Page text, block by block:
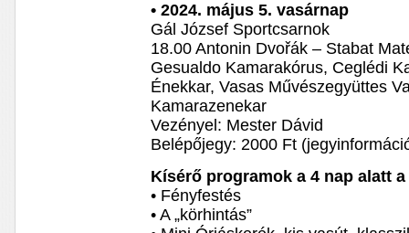
• 2024. május 5. vasárnap
Gál József Sportcsarnok
18.00 Antonin Dvořák – Stabat
Gesualdo Kamarakórus, Ceglédi
Énekkar, Vasas Művészegyüttes
Kamarazenekar
Vezényel: Mester Dávid
Belépőjegy: 2000 Ft
Kísérő programok a 4 nap alatt
• Fényfestés
• A „körhintás”